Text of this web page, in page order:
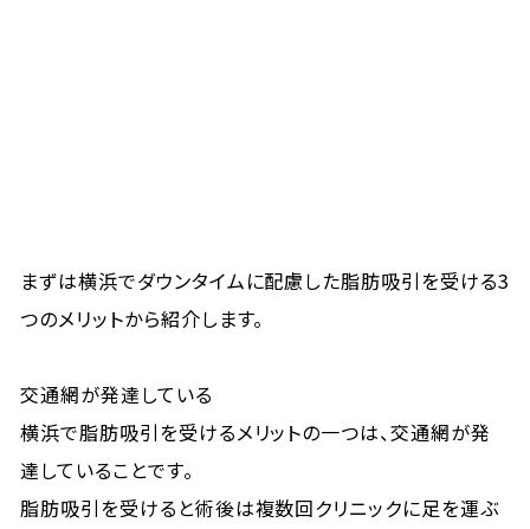
まずは横浜でダウンタイムに配慮した脂肪吸引を受ける3
つのメリットから紹介します。
交通網が発達している
横浜で脂肪吸引を受けるメリットの一つは、交通網が発
達していることです。
脂肪吸引を受けると術後は複数回クリニックに足を運ぶ